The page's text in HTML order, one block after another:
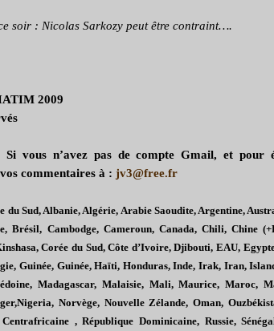
soir : Nicolas Sarkozy peut être contraint….
2009
Si vous n’avez pas de compte Gmail, et pour
commentaires à : jv3@free.fr
du Sud, Albanie, Algérie, Arabie Saoudite, Argentine,
Brésil, Cambodge, Cameroun, Canada, Chili, Chine
Corée du Sud, Côte d’Ivoire, Djibouti, EAU,
Guinée, Guinée, Haïti, Honduras, Inde, Irak, Iran,
Madagascar, Malaisie, Mali, Maurice, Maroc,
Norvège, Nouvelle Zélande, Oman,
, République Dominicaine, Russie,